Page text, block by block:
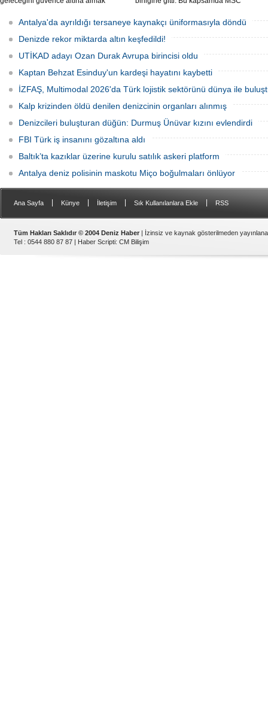
bünyesindeki çelik üreticisi British
Steel'i kamulaştırdı.
harcanan her 1 Euro için 1 mil kazanma
fırsatı sunulacak.
Antalya'da ayrıldığı tersaneye kaynakçı üniformasıyla döndü
Denizde rekor miktarda altın keşfedildi!
UTİKAD adayı Ozan Durak Avrupa birincisi oldu
Kaptan Behzat Esinduy'un kardeşi hayatını kaybetti
İZFAŞ, Multimodal 2026'da Türk lojistik sektörünü dünya ile
Kalp krizinden öldü denilen denizcinin organları alınmış
Denizcileri buluşturan düğün: Durmuş Ünüvar kızını evlendirdi
FBI Türk iş insanını gözaltına aldı
Baltık’ta kazıklar üzerine kurulu satılık askeri platform
Antalya deniz polisinin maskotu Miço boğulmaları önlüyor
Ana Sayfa Künye İletişim Sık Kullanılanlara Ekle RSS
Tüm Hakları Saklıdır © 2004 Deniz Haber | İzinsiz ve kaynak gösterilmeden
Tel : 0544 880 87 87 | Haber Scripti: CM Bilişim